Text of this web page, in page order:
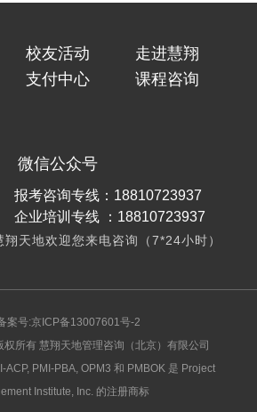
校友活动
走进慧翔
支付中心
课程咨询
微信公众号
报考咨询专线：18810723937
企业培训专线 ：18810723937
翔天地欢迎您来电咨询（7*24小时）
案号:京ICP备13007601号-2
所有 慧翔天地管理咨询（北京）有限公司
ACP, PMI-PBA, OPM3 和 PMBOK 是 Project
Institute, Inc. 的注册商标